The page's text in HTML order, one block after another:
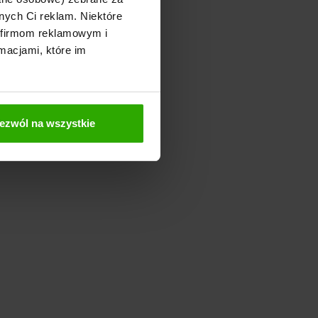
Ci reklam. Niektóre
reklamowym i
które im
na wszystkie